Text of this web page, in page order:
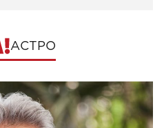
АСТРО